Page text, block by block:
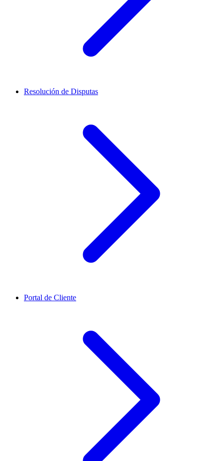
Resolución de Disputas
Portal de Cliente